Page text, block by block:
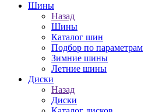
Шины
Назад
Шины
Каталог шин
Подбор по параметрам
Зимние шины
Летние шины
Диски
Назад
Диски